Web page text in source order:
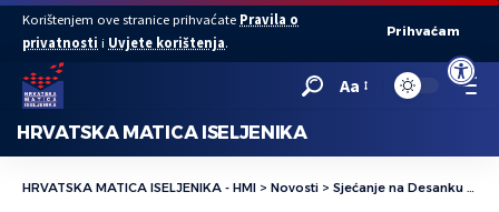
Open
Korištenjem ove stranice prihvaćate Pravila o
privatnosti i Uvjete korištenja.
Prihvaćam
Aa
HRVATSKA MATICA ISELJENIKA
HRVATSKA MATICA ISELJENIKA - HMI > Novosti > Sjećanje na Desanku Matijević u Donjoj Lastvi